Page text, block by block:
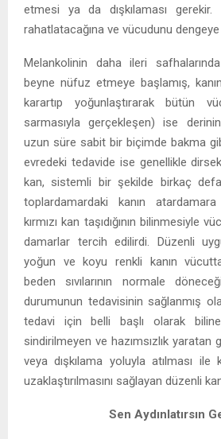
etmesi ya da dışkılaması
rahatlatacağına ve vücudunu dengeye
Melankolinin daha ileri
beyne nüfuz etmeye başlamış,
karartıp yoğunlaştırarak bütün
sarmasıyla gerçekleşen) ise
uzun süre sabit bir biçimde bakma
evredeki tedavide ise genellikle
kan, sistemli bir şekilde birkaç defa
toplardamardaki kanın
kırmızı kan taşıdığının bilinmesiyle
damarlar tercih edilirdi. Düzenli
yoğun ve koyu renkli kanın
beden sıvılarının normale
durumunun tedavisinin sağlanmış
tedavi için belli başlı olarak
sindirilmeyen ve hazımsızlık yaratan
veya dışkılama yoluyla atılması
uzaklaştırılmasını sağlayan düzenli
Sen Aydınlatırsın